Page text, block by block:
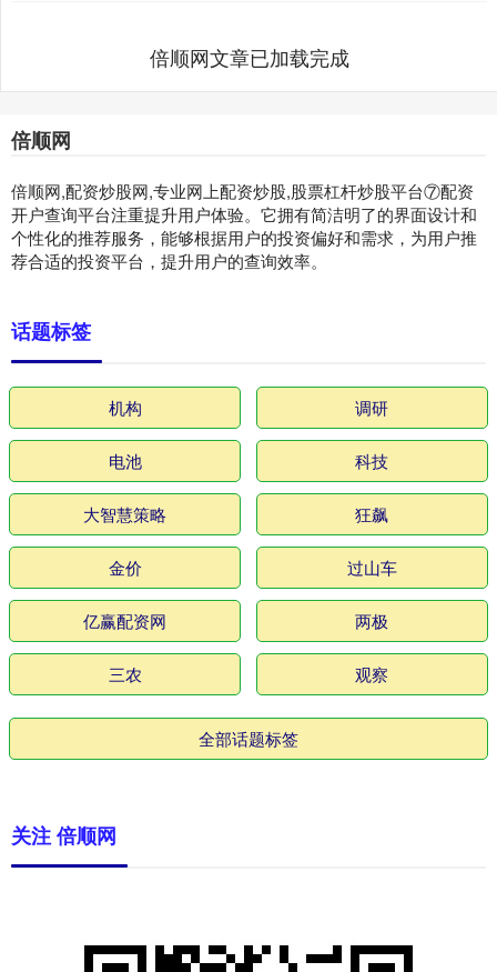
倍顺网文章已加载完成
倍顺网
倍顺网,配资炒股网,专业网上配资炒股,股票杠杆炒股平台⑦配资
开户查询平台注重提升用户体验。它拥有简洁明了的界面设计和
个性化的推荐服务，能够根据用户的投资偏好和需求，为用户推
荐合适的投资平台，提升用户的查询效率。
话题标签
机构 调研
电池 科技
大智慧策略 狂飙
金价 过山车
亿赢配资网 两极
三农 观察
全部话题标签
关注 倍顺网